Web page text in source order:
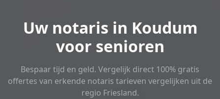
Uw notaris in Koudum
voor senioren
Bespaar tijd en geld. Vergelijk direct 100% gratis
offertes van erkende notaris tarieven vergelijken uit de
regio Friesland.